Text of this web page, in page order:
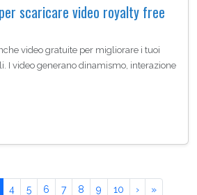
scaricare video royalty free
video gratuite per migliorare i tuoi
I video generano dinamismo, interazione
4 5 6 7 8 9 10 › »